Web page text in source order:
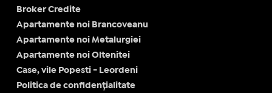
Broker Credite
Apartamente noi Brancoveanu
Apartamente noi Metalurgiei
Apartamente noi Oltenitei
Case, vile Popesti - Leordeni
Politica de confidențialitate